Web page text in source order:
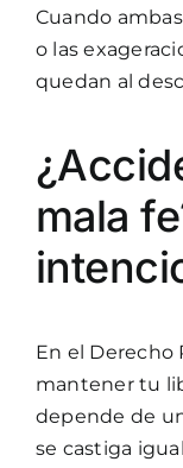
Cuando
o las
quedan al
mala
En el Derecho
mantener tu
depende de
se castiga